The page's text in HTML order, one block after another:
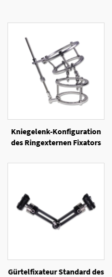
Kniegelenk-Konfiguration
des Ringexternen Fixators
Gürtelfixateur Standard des